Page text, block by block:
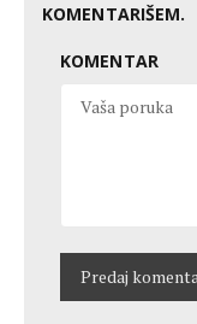
KOMENTARIŠEM.
KOMENTAR